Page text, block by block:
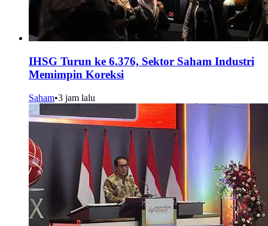
IHSG Turun ke 6.376, Sektor Saham Industri
Memimpin Koreksi
Saham•3 jam lalu